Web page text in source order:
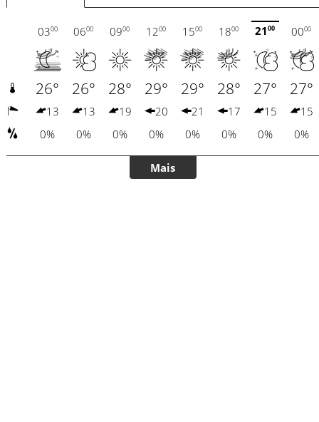
0300 0600 0900 1200 1500 1800 2100 0000
26° 26° 28° 29° 29° 28° 27° 27°
13 13 19 20 21 17 15
15
0%
0% 0% 0% 0% 0% 0% 0%
Mais